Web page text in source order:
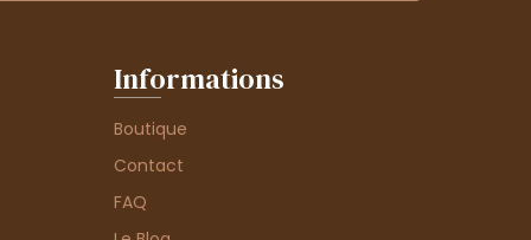
Informations
Boutique
Contact
FAQ